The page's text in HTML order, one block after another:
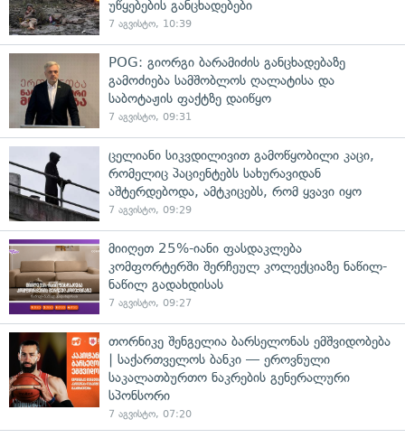
უწყებების განცხადებები
7 აგვისტო, 10:39
POG: გიორგი ბარამიძის განცხადებაზე
გამოძიება სამშობლოს ღალატისა და
საბოტაჟის ფაქტზე დაიწყო
7 აგვისტო, 09:31
ცელიანი სიკვდილივით გამოწყობილი კაცი,
რომელიც პაციენტებს სახურავიდან
აშტერდებოდა, ამტკიცებს, რომ ყვავი იყო
7 აგვისტო, 09:29
მიიღეთ 25%-იანი ფასდაკლება
კომფორტერში შერჩეულ კოლექციაზე ნაწილ-
ნაწილ გადახდისას
7 აგვისტო, 09:27
თორნიკე შენგელია ბარსელონას ემშვიდობება
| საქართველოს ბანკი — ეროვნული
საკალათბურთო ნაკრების გენერალური
სპონსორი
7 აგვისტო, 07:20